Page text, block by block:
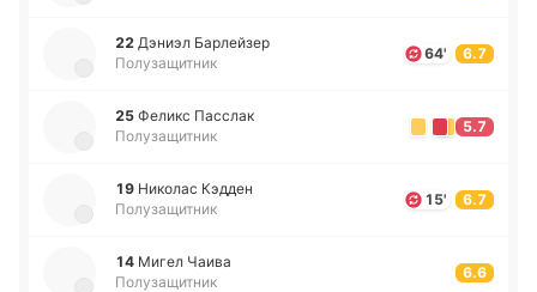
22 Дэниэл Ба­рлей­зер
Полузащитник
64' 6.7
25 Феликс Па­сслак
Полузащитник
5.7
19 Ни­ко­лас Кэдден
Полузащитник
15' 6.7
14 Мигел Чаива
Полузащитник
6.6